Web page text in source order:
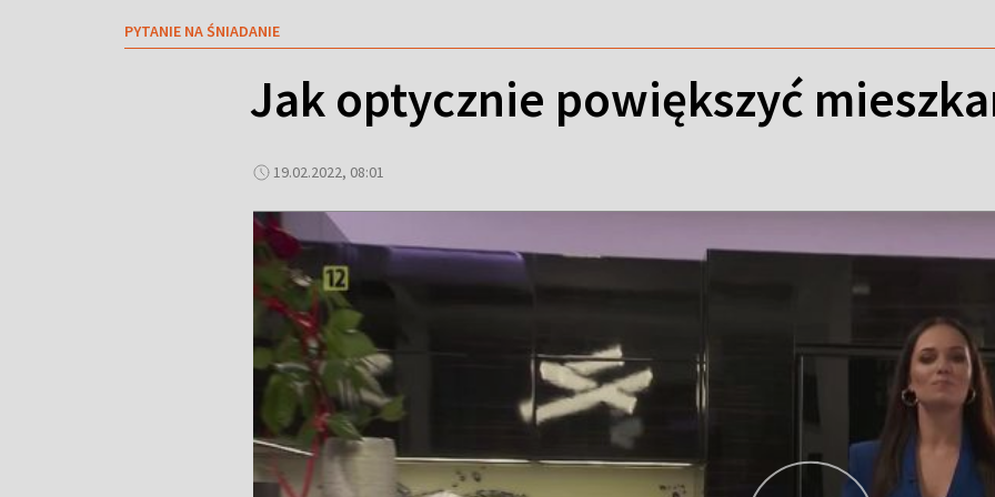
PYTANIE NA ŚNIADANIE
Jak optycznie powiększyć
19.02.2022, 08:01